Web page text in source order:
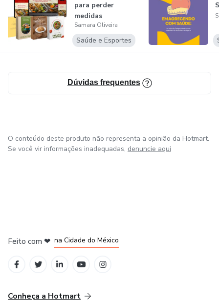
para perder
medidas
Samara Oliveira
Saúde e Esportes
Dúvidas frequentes
O conteúdo deste produto não representa a opinião da Hotmart.
Se você vir informações inadequadas, denuncie aqui
Feito com ❤ na Cidade do México
Conheça a Hotmart